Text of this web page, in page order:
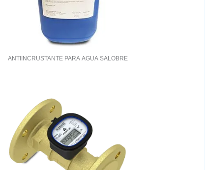
ANTIINCRUSTANTE PARA AGUA SALOBRE